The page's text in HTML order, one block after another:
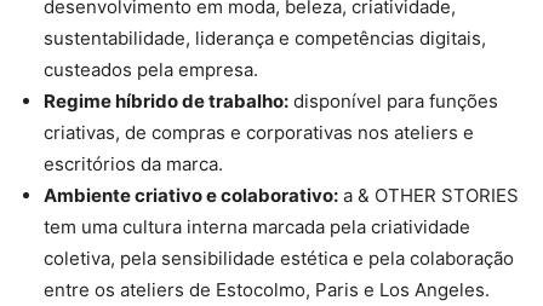
desenvolvimento em moda, beleza, criatividade,
sustentabilidade, liderança e competências digitais,
custeados pela empresa.
Regime híbrido de trabalho: disponível para funções
criativas, de compras e corporativas nos ateliers e
escritórios da marca.
Ambiente criativo e colaborativo: a & OTHER STORIES
tem uma cultura interna marcada pela criatividade
coletiva, pela sensibilidade estética e pela colaboração
entre os ateliers de Estocolmo, Paris e Los Angeles.